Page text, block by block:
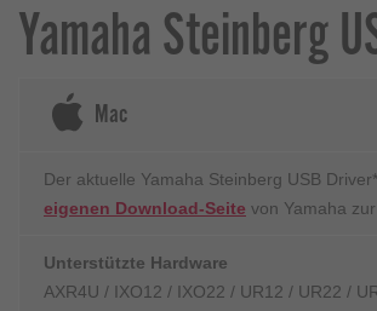
Yamaha Steinberg
Mac
Der aktuelle Yamaha Steinberg USB
eigenen Download-Seite von Yamaha zur
Unterstützte Hardware
AXR4U / IXO12 / IXO22 / UR12 / UR22 /